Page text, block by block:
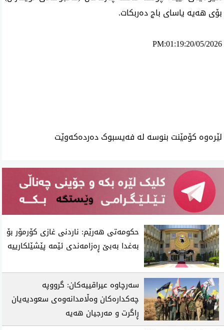
بۆی هەیە یاسای باج دەربکات.
PM:01:19:20/05/2026
لێرەوە کۆمێنت بنوسە لە فەیسبوک دەردەکەوێت
حکومەتی هەرێم: ناردنی غازی کۆرمۆر بۆ
بەغدا بەبێ ڕەزامەندی ئێمە پێشێلکارییە
سەرچاوە عیراقییەکان: گرووپە
چەکدارەکان وەڵامدانەوەی سعودیەیان
ڕاگرت و مەرجیان هەیە